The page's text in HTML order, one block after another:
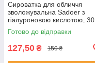
Сироватка для обличчя
зволожувальна Sadoer з
гіалуроновою кислотою, 30
мл
Готово до відправки
127,50 ₴ 150 ₴